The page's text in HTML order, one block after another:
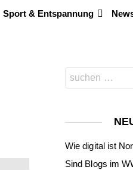
Sport & Entspannung
Search
for:
Wie digital ist
Sind Blogs im